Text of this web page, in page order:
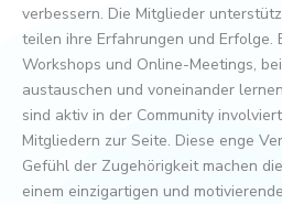
verbessern. Die Mitglieder
teilen ihre Erfahrungen und Erfolge.
Workshops und Online-Meetings,
austauschen und voneinander
sind aktiv in der Community
Mitgliedern zur Seite. Diese enge
Gefühl der Zugehörigkeit machen
einem einzigartigen und